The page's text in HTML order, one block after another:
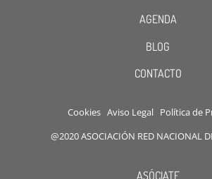
AGENDA
BLOG
CONTACTO
Cookies Aviso Legal Política de
@2020 ASOCIACIÓN RED NACIONAL
ASÓCIATE